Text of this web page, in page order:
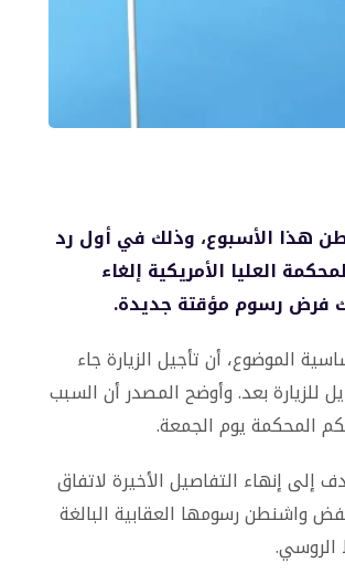
هذا الأسبوع، وذلك في أول رد
العليا الأمريكية إلغاء
فرض رسوم مؤقتة جديدة.
الموضوع، أن تأجيل الزيارة جاء
للزيارة بعد. وأوضح المصدر أن السبب
المحكمة يوم الجمعة.
إلى إنهاء التفاصيل الأخيرة لاتفاق
واشنطن رسومها العقابية البالغة